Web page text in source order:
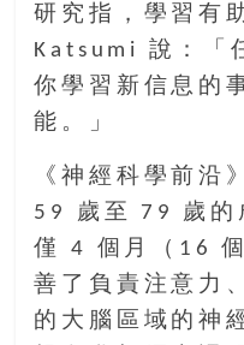
研究指，學習有
Katsumi 說：「
你學習新信息的
能。」
《神經科學前沿
59 歲至 79 歲的
僅 4 個月（16
善了負責注意力
的大腦區域的神